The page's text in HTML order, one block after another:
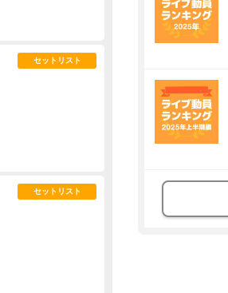
セットリスト
セットリスト